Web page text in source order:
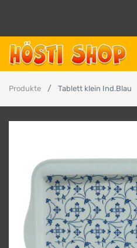
Produkte Tablett klein Ind.Blau